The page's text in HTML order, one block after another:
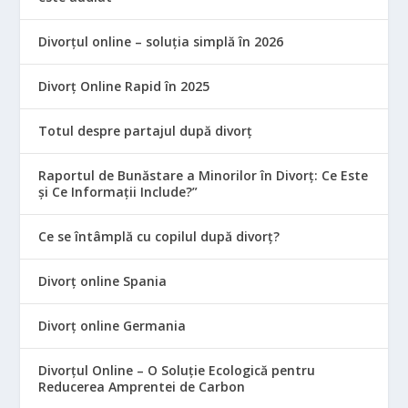
Divorțul online – soluția simplă în 2026
Divorț Online Rapid în 2025
Totul despre partajul după divorț
Raportul de Bunăstare a Minorilor în Divorț: Ce Este
și Ce Informații Include?”
Ce se întâmplă cu copilul după divorț?
Divorț online Spania
Divorț online Germania
Divorțul Online – O Soluție Ecologică pentru
Reducerea Amprentei de Carbon